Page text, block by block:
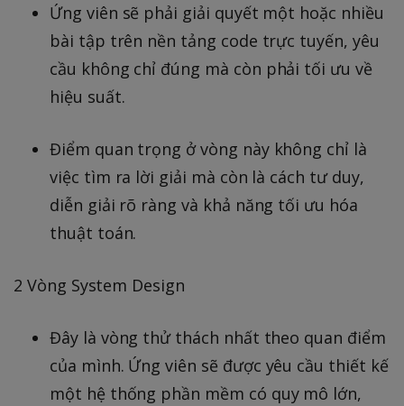
Ứng viên sẽ phải giải quyết một hoặc nhiều
bài tập trên nền tảng code trực tuyến, yêu
cầu không chỉ đúng mà còn phải tối ưu về
hiệu suất.
Điểm quan trọng ở vòng này không chỉ là
việc tìm ra lời giải mà còn là cách tư duy,
diễn giải rõ ràng và khả năng tối ưu hóa
thuật toán.
2 Vòng System Design
Đây là vòng thử thách nhất theo quan điểm
của mình. Ứng viên sẽ được yêu cầu thiết kế
một hệ thống phần mềm có quy mô lớn,